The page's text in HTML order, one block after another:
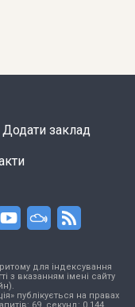
Додати заклад
для індексування
з вказанням імені сайту
публікується на правах